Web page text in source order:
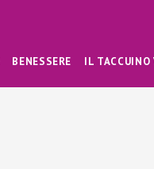
BENESSERE IL TACCUINO